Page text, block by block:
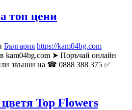
топ цени
България https://kam04bg.com
kam04bg.com ➤ Поръчай онлайн
звънни на ☎ 0888 388 375 ✅
Top Flowers